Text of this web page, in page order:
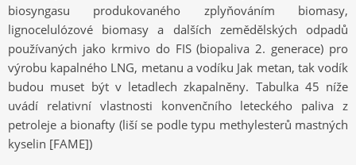
biosyngasu produkovaného zplyňováním biomasy,
lignocelulózové biomasy a dalších zemědělských odpadů
používaných jako krmivo do FIS (biopaliva 2. generace) pro
výrobu kapalného LNG, metanu a vodíku Jak metan, tak vodík
budou muset být v letadlech zkapalněny. Tabulka 45 níže
uvádí relativní vlastnosti konvenčního leteckého paliva z
petroleje a bionafty (liší se podle typu methylesterů mastných
kyselin [FAME])